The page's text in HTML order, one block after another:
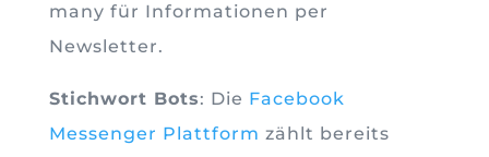
many für Informationen per
Newsletter.
Stichwort Bots: Die Facebook
Messenger Plattform zählt bereits